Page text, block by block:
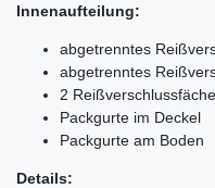
Innenaufteilung:
abgetrenntes
abgetrenntes
2
Packgurte im Deckel
Packgurte am Boden
Details: